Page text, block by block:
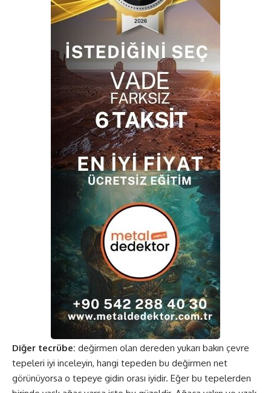
Diğer tecrübe: değirmen olan dereden yukarı bakın çevre
tepeleri iyi inceleyin, hangi tepeden bu değirmen net
görünüyorsa o tepeye gidin orası iyidir. Eğer bu tepelerden